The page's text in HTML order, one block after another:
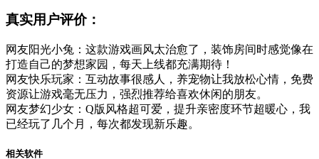
真实用户评价：
网友阳光小兔：这款游戏画风太治愈了，装饰房间时感觉像在
打造自己的梦想家园，每天上线都充满期待！
网友快乐玩家：互动故事很感人，养宠物让我放松心情，免费
资源让游戏毫无压力，强烈推荐给喜欢休闲的朋友。
网友梦幻少女：Q版风格超可爱，提升亲密度环节超暖心，我
已经玩了几个月，每次都发现新乐趣。
相关软件